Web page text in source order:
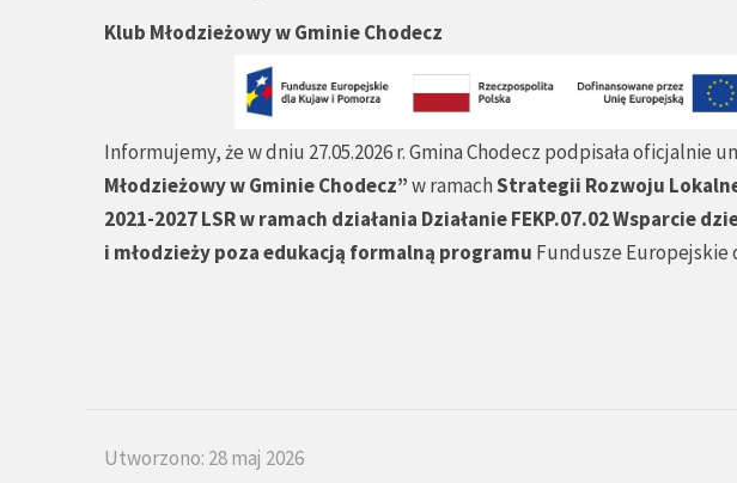
Klub Młodzieżowy w Gminie Chodecz
Informujemy, że w dniu 27.05.2026 r. Gmina Chodecz podpisała oficjalnie
Młodzieżowy w Gminie Chodecz”w ramachStrategii Rozwoju
2021-2027 LSR w ramach działania Działanie FEKP.07.02 Wsparcie
i młodzieży poza edukacją formalną programu Fundusze Europejskie
Utworzono: 28 maj 2026